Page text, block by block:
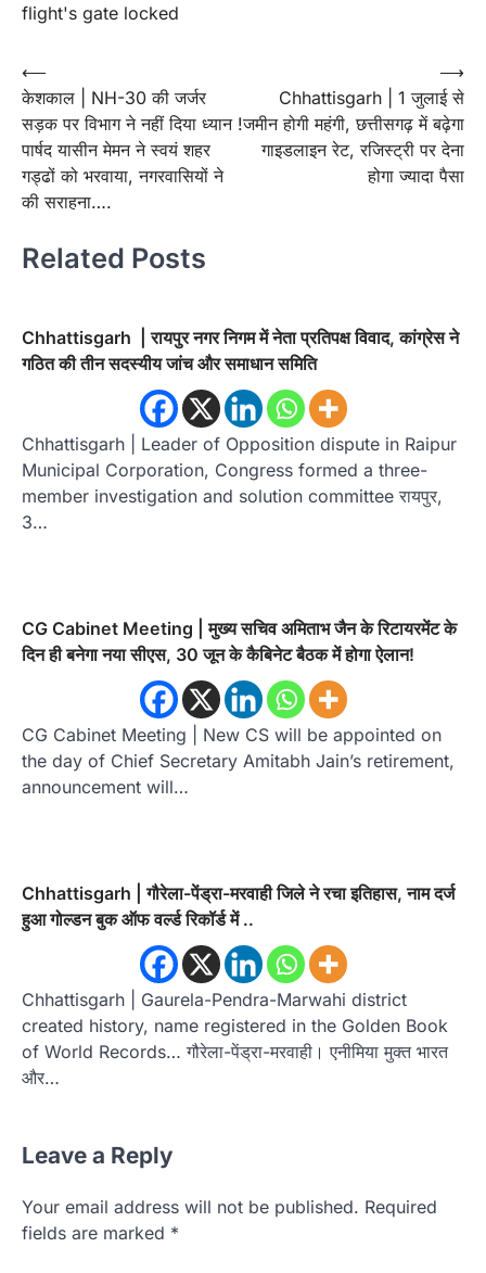
flight's gate locked
Post
navigation
⟵
केशकाल | NH-30 की जर्जर
सड़क पर विभाग ने नहीं दिया ध्यान !
पार्षद यासीन मेमन ने स्वयं शहर
गड्ढों को भरवाया, नगरवासियों ने
की सराहना….
Chhattisgarh | 1 जुलाई से
जमीन होगी महंगी, छत्तीसगढ़ में बढ़ेगा
गाइडलाइन रेट, रजिस्ट्री पर देना
होगा ज्यादा पैसा
⟶
Related Posts
Chhattisgarh | रायपुर नगर निगम में नेता प्रतिपक्ष विवाद, कांग्रेस ने
गठित की तीन सदस्यीय जांच और समाधान समिति
Chhattisgarh | Leader of Opposition dispute in Raipur
Municipal Corporation, Congress formed a three-
member investigation and solution committee रायपुर,
3…
CG Cabinet Meeting | मुख्य सचिव अमिताभ जैन के रिटायरमेंट के
दिन ही बनेगा नया सीएस, 30 जून के कैबिनेट बैठक में होगा ऐलान!
CG Cabinet Meeting | New CS will be appointed on
the day of Chief Secretary Amitabh Jain’s retirement,
announcement will…
Chhattisgarh | गौरेला-पेंड्रा-मरवाही जिले ने रचा इतिहास, नाम दर्ज
हुआ गोल्डन बुक ऑफ वर्ल्ड रिकॉर्ड में ..
Chhattisgarh | Gaurela-Pendra-Marwahi district
created history, name registered in the Golden Book
of World Records… गौरेला-पेंड्रा-मरवाही। एनीमिया मुक्त भारत
और…
Leave a Reply
Your email address will not be published. Required
fields are marked *